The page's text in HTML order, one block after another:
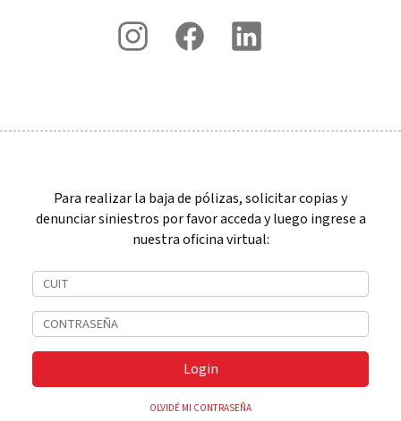
Para realizar la baja de pólizas, solicitar copias y
denunciar siniestros por favor acceda y luego ingrese a
nuestra oficina virtual:
Login
OLVIDÉ MI CONTRASEÑA